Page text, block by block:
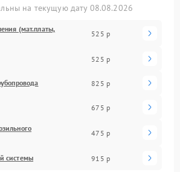
на текущую дату 08.08.2026
(мат.платы,
525 р
525 р
825 р
675 р
475 р
системы 915 р